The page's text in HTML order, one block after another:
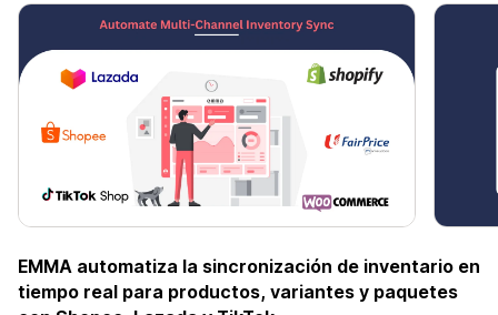
EMMA automatiza la sincronización de inventario en
tiempo real para productos, variantes y paquetes